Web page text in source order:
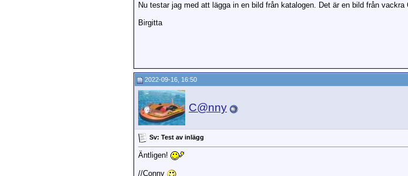
Nu testar jag med att lägga in en bild från katalogen. Det är en bild från
Birgitta
2022-09-16, 16:50
C@nny
Sv: Test av inlägg
Äntligen!
//Conny